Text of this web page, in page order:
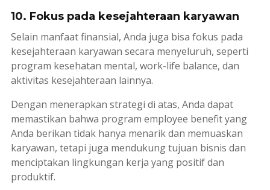
10. Fokus pada kesejahteraan karyawan
Selain manfaat finansial, Anda juga bisa fokus pada
kesejahteraan karyawan secara menyeluruh, seperti
program kesehatan mental, work-life balance, dan
aktivitas kesejahteraan lainnya.
Dengan menerapkan strategi di atas, Anda dapat
memastikan bahwa program employee benefityang
Anda berikan tidak hanya menarik dan memuaskan
karyawan, tetapi juga mendukung tujuan bisnis dan
menciptakan lingkungan kerja yang positif dan
produktif.